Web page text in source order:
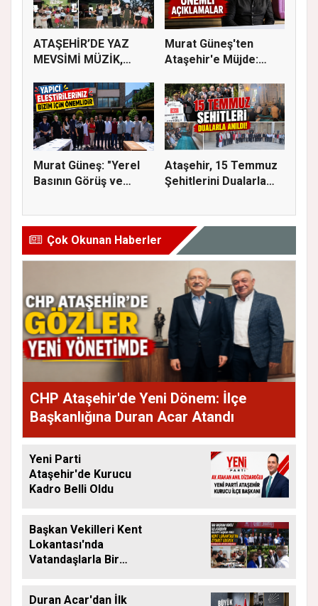
ATAŞEHİR’DE YAZ
MEVSİMİ MÜZİK,
Murat Güneş'ten
Ataşehir'e Müjde:
Murat Güneş: "Yerel
Basının Görüş ve
Ataşehir, 15 Temmuz
Şehitlerini Dualarla
Çok Okunan Haberler
CHP Ataşehir'de Yeni Dönem: İlçe
Başkanlığına Duran Acar Atandı
Yeni Parti
Ataşehir'de Kurucu
Kadro Belli Oldu
Başkan Vekilleri Kent
Lokantası'nda
Vatandaşlarla Bir
Duran Acar'dan İlk